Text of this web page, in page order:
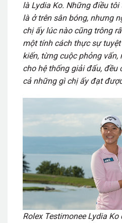
là Lydia Ko. Những điều
là ở trên sân bóng, nhưng
chị ấy lúc nào cũng trông
một tính cách thực sự
kiến, từng cuộc phỏng
cho hệ thống giải đấu, đều
cả những gì chị ấy đạt
Rolex Testimonee Lydia